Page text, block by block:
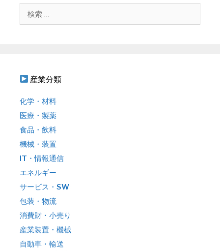
ョ
産業分類
化学・材料
医療・製薬
食品・飲料
機械・装置
IT・情報通信
エネルギー
サービス・SW
包装・物流
消費財・小売り
産業装置・機械
自動車・輸送